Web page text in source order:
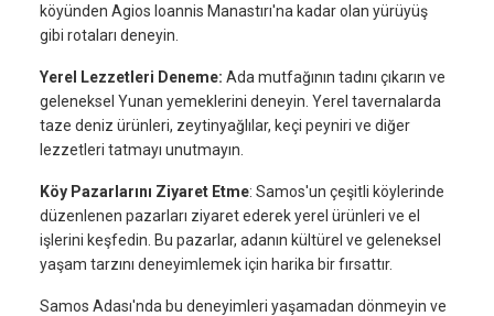
köyünden Agios Ioannis Manastırı'na kadar olan yürüyüş
gibi rotaları deneyin.
Yerel Lezzetleri Deneme: Ada mutfağının tadını çıkarın ve
geleneksel Yunan yemeklerini deneyin. Yerel tavernalarda
taze deniz ürünleri, zeytinyağlılar, keçi peyniri ve diğer
lezzetleri tatmayı unutmayın.
Köy Pazarlarını Ziyaret Etme: Samos'un çeşitli köylerinde
düzenlenen pazarları ziyaret ederek yerel ürünleri ve el
işlerini keşfedin. Bu pazarlar, adanın kültürel ve geleneksel
yaşam tarzını deneyimlemek için harika bir fırsattır.
Samos Adası'nda bu deneyimleri yaşamadan dönmeyin ve